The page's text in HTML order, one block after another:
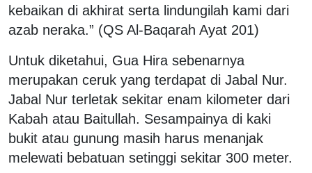
kebaikan di akhirat serta lindungilah kami dari
azab neraka.” (QS Al-Baqarah Ayat 201)
Untuk diketahui, Gua Hira sebenarnya
merupakan ceruk yang terdapat di Jabal Nur.
Jabal Nur terletak sekitar enam kilometer dari
Kabah atau Baitullah. Sesampainya di kaki
bukit atau gunung masih harus menanjak
melewati bebatuan setinggi sekitar 300 meter.